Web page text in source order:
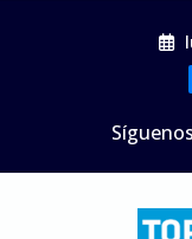
Síguenos